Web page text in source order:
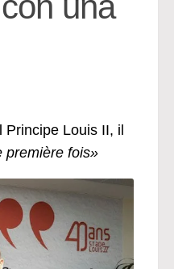
Principe Louis II, il
première fois»